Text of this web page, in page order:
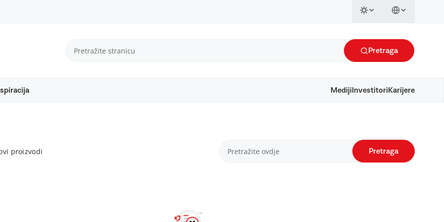
Pretraga
Mediji Investitori Karijere
proizvodi Pretraga